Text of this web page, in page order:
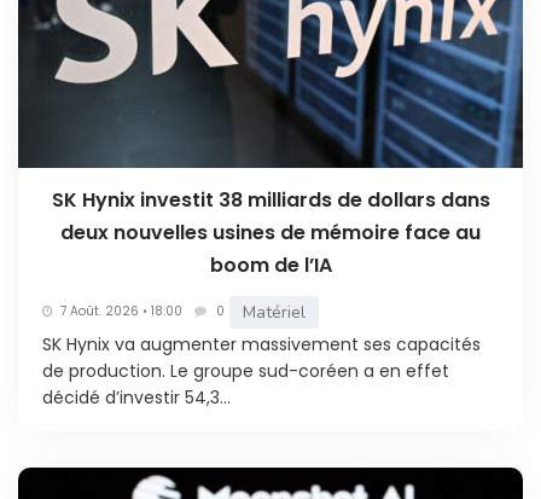
SK Hynix investit 38 milliards de dollars dans
deux nouvelles usines de mémoire face au
boom de l’IA
7 Août. 2026 • 18:00 0 Matériel
SK Hynix va augmenter massivement ses capacités
de production. Le groupe sud-coréen a en effet
décidé d’investir 54,3...